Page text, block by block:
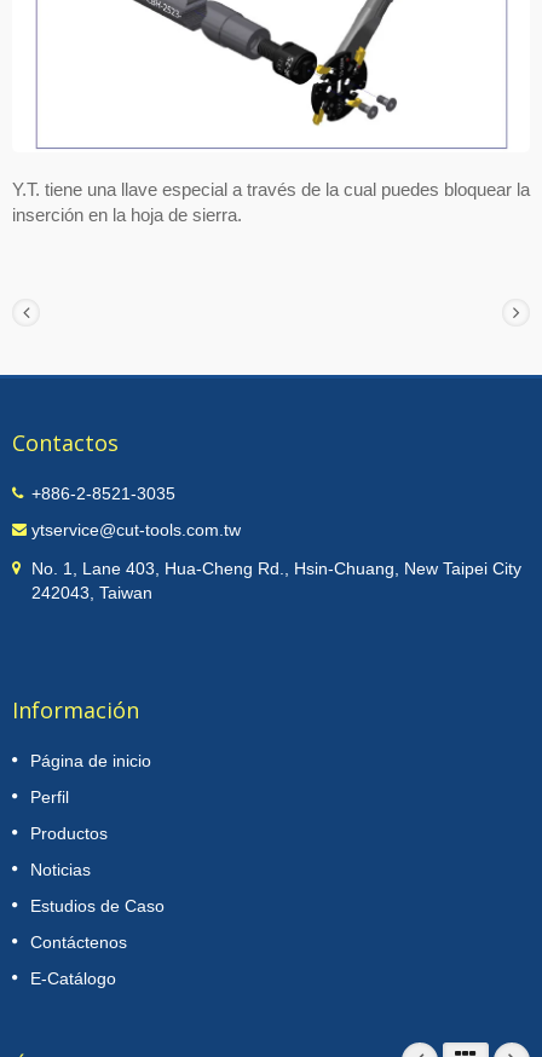
Y.T. tiene una llave especial a través de la cual puedes bloquear la
inserción en la hoja de sierra.
Contactos
+886-2-8521-3035
ytservice@cut-tools.com.tw
No. 1, Lane 403, Hua-Cheng Rd., Hsin-Chuang, New Taipei City
242043, Taiwan
Información
Página de inicio
Perfil
Productos
Noticias
Estudios de Caso
Contáctenos
E-Catálogo